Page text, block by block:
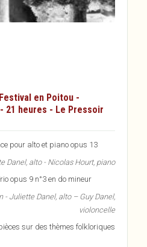
en Poitou -
21 heures - Le Pressoir
pour alto et piano opus 13
Danel, alto - Nicolas Hourt, piano
opus 9 n°3 en do mineur
- Juliette Danel, alto – Guy Danel,
violoncelle
sur des thèmes folkloriques